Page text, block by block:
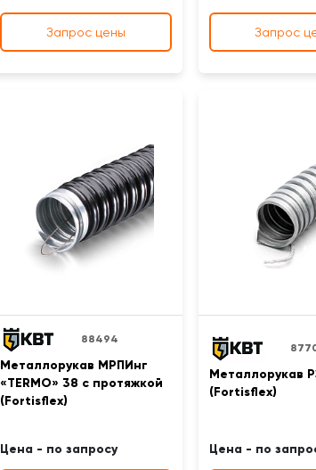
Запрос цены Запрос
88494
Металлорукав МРПИнг
«TERMO» 38 с протяжкой
(Fortisflex)
Цена - по запросу
Металлорукав
(Fortisflex)
Цена - по